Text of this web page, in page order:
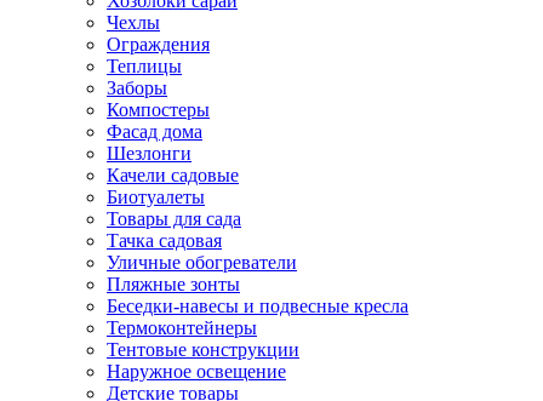
Чехлы
Ограждения
Теплицы
Заборы
Компостеры
Фасад дома
Шезлонги
Качели садовые
Биотуалеты
Товары для сада
Тачка садовая
Уличные обогреватели
Пляжные зонты
Беседки-навесы и подвесные кресла
Термоконтейнеры
Тентовые конструкции
Наружное освещение
Детские товары